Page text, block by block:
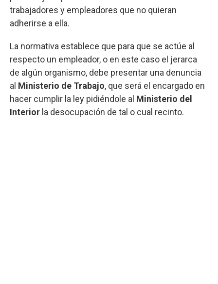
trabajadores y empleadores que no quieran
adherirse a ella.
La normativa establece que para que se actúe al
respecto un empleador, o en este caso el jerarca
de algún organismo, debe presentar una denuncia
al Ministerio de Trabajo, que será el encargado en
hacer cumplir la ley pidiéndole al Ministerio del
Interior la desocupación de tal o cual recinto.